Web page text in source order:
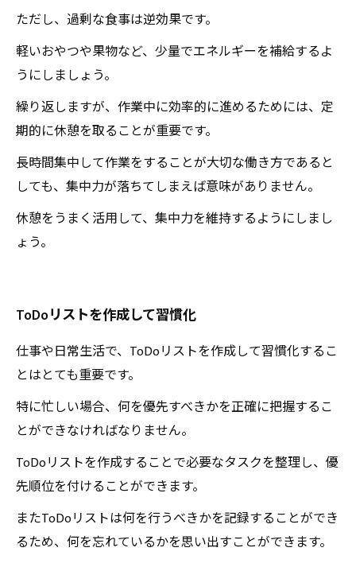
ただし、過剰な食事は逆効果です。
軽いおやつや果物など、少量でエネルギーを補給するよ
うにしましょう。
繰り返しますが、作業中に効率的に進めるためには、定
期的に休憩を取ることが重要です。
長時間集中して作業をすることが大切な働き方であると
しても、集中力が落ちてしまえば意味がありません。
休憩をうまく活用して、集中力を維持するようにしまし
ょう。
ToDoリストを作成して習慣化
仕事や日常生活で、ToDoリストを作成して習慣化するこ
とはとても重要です。
特に忙しい場合、何を優先すべきかを正確に把握するこ
とができなければなりません。
ToDoリストを作成することで必要なタスクを整理し、優
先順位を付けることができます。
またToDoリストは何を行うべきかを記録することができ
るため、何を忘れているかを思い出すことができます。